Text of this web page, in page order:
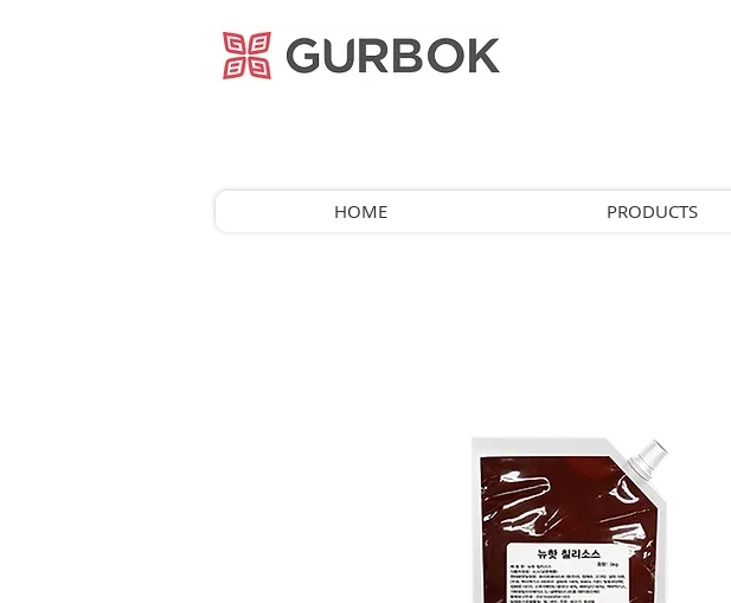
거복푸드
HOME PRODUCTS